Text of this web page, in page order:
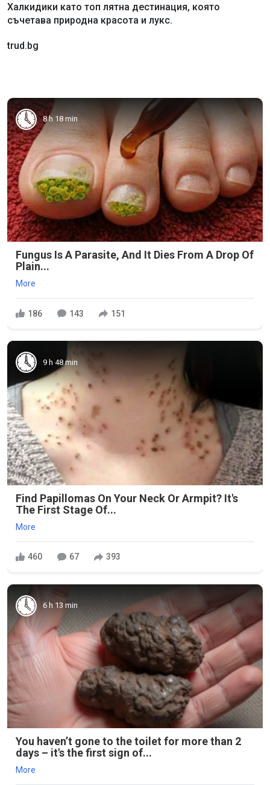
Халкидики като топ лятна дестинация, която
съчетава природна красота и лукс.
trud.bg
8 h 18 min
Fungus Is A Parasite, And It Dies From A Drop Of
Plain...
More
186 143 151
9 h 48 min
Find Papillomas On Your Neck Or Armpit? It's
The First Stage Of...
More
460 67 393
6 h 13 min
You haven’t gone to the toilet for more than 2
days – it's the first sign of...
More